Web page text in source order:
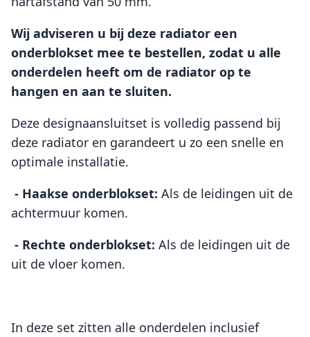
Wij adviseren u bij deze radiator een
onderblokset mee te bestellen, zodat u alle
onderdelen heeft om de radiator op te
hangen en aan te sluiten.
Deze designaansluitset is volledig passend bij
deze radiator en garandeert u zo een snelle en
optimale installatie.
- Haakse onderblokset: Als de leidingen uit de
achtermuur komen.
- Rechte onderblokset: Als de leidingen uit de
uit de vloer komen.
In deze set zitten alle onderdelen inclusief